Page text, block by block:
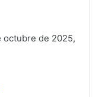
octubre de 2025,